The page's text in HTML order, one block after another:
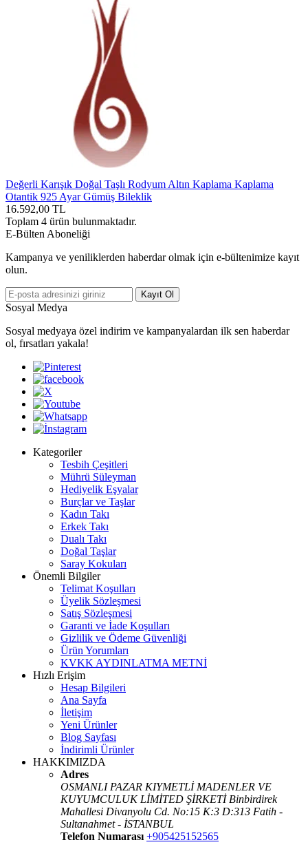
Değerli Karışık Doğal Taşlı Rodyum Altın Kaplama Kaplama
Otantik 925 Ayar Gümüş Bileklik
16.592,00 TL
Toplam 4 ürün bulunmaktadır.
E-Bülten Aboneliği
Kampanya ve yeniliklerden haberdar olmak için e-bültenimize kayıt
olun.
Kayıt Ol
Sosyal Medya
Sosyal medyaya özel indirim ve kampanyalardan ilk sen haberdar
ol, fırsatları yakala!
Kategoriler
Tesbih Çeşitleri
Mührü Süleyman
Hediyelik Eşyalar
Burçlar ve Taşlar
Kadın Takı
Erkek Takı
Dualı Takı
Doğal Taşlar
Saray Kokuları
Önemli Bilgiler
Telimat Koşulları
Üyelik Sözleşmesi
Satış Sözleşmesi
Garanti ve İade Koşulları
Gizlilik ve Ödeme Güvenliği
Ürün Yorumları
KVKK AYDINLATMA METNİ
Hızlı Erişim
Hesap Bilgileri
Ana Sayfa
İletişim
Yeni Ürünler
Blog Sayfası
İndirimli Ürünler
HAKKIMIZDA
Adres
OSMANLI PAZAR KIYMETLİ MADENLER VE
KUYUMCULUK LİMİTED ŞİRKETİ Binbirdirek
Mahallesi Divanyolu Cd. No:15 K:3 D:313 Fatih -
Sultanahmet - İSTANBUL
Telefon Numarası +905425152565